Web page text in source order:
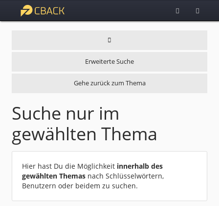
Erweiterte Suche
Gehe zurück zum Thema
Suche nur im
gewählten Thema
Hier hast Du die Möglichkeit innerhalb des
gewählten Themas nach Schlüsselwörtern,
Benutzern oder beidem zu suchen.